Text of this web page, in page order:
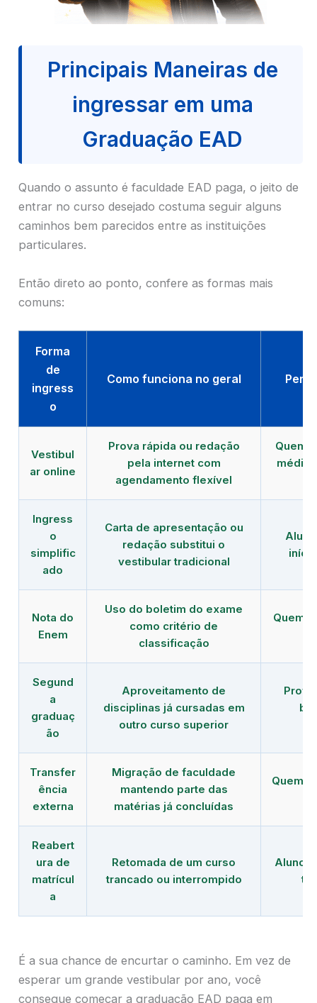
Principais Maneiras de
ingressar em uma
Graduação EAD
Quando o assunto é faculdade EAD paga, o jeito de
entrar no curso desejado costuma seguir alguns
caminhos bem parecidos entre as instituições
particulares.
Então direto ao ponto, confere as formas mais
comuns:
Forma
de
ingress
o
Como funciona no geral
Vestibul
ar online
Prova rápida ou redação
pela internet com
agendamento flexível
Quem
médio
Ingress
o
simplific
ado
Carta de apresentação ou
redação substitui o
vestibular tradicional
Nota do
Enem
Uso do boletim do exame
como critério de
classificação
Quem
Segund
a
graduaç
ão
Aproveitamento de
disciplinas já cursadas em
outro curso superior
Transfer
ência
externa
Migração de faculdade
mantendo parte das
matérias já concluídas
Quem
Reabert
ura de
matrícul
a
Retomada de um curso
trancado ou interrompido
Aluno
É a sua chance de encurtar o caminho. Em vez de
esperar um grande vestibular por ano, você
consegue começar a graduação EAD paga em